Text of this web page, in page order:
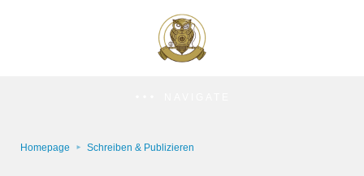
Homepage Schreiben & Publizieren